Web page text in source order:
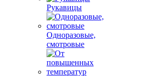
Рукавицы
Одноразовые,
смотровые